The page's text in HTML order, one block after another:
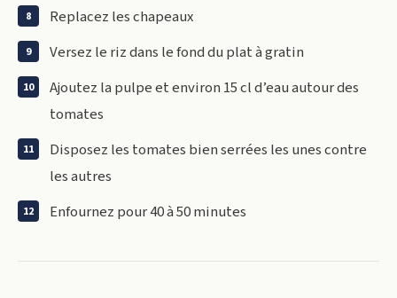
Replacez les chapeaux
Versez le riz dans le fond du plat à gratin
Ajoutez la pulpe et environ 15 cl d’eau autour des
tomates
Disposez les tomates bien serrées les unes contre
les autres
Enfournez pour 40 à 50 minutes